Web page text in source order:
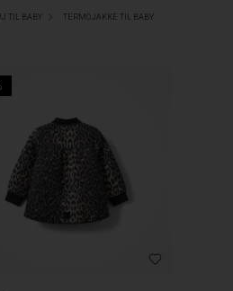
TIL BABY TERMOJAKKE TIL BABY